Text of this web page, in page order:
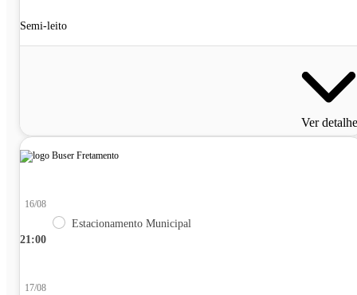
Semi-leito
Ver
21:00
16/08
Estacionamento Municipal
17/08